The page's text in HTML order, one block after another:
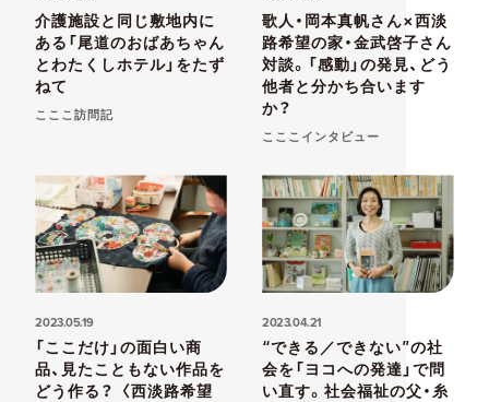
介護施設と同じ敷地内に
ある「尾道のおばあちゃん
とわたくしホテル」をたず
ねて
こここ訪問記
歌人・岡本真帆さん×西淡
路希望の家・金武啓子さん
対談。「感動」の発見、どう
他者と分かち合います
か？
こここインタビュー
2023.05.19
「ここだけ」の面白い商
品、見たこともない作品を
どう作る？ 〈西淡路希望
2023.04.21
“できる／できない”の社
会を「ヨコへの発達」で問
い直す。社会福祉の父・糸